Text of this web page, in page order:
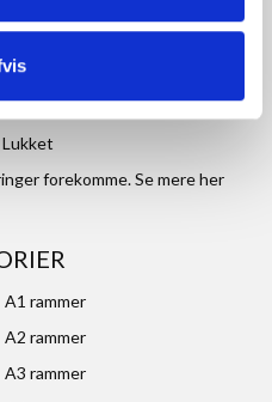
forekomme. Se mereher
A1 rammer
A2 rammer
A3 rammer